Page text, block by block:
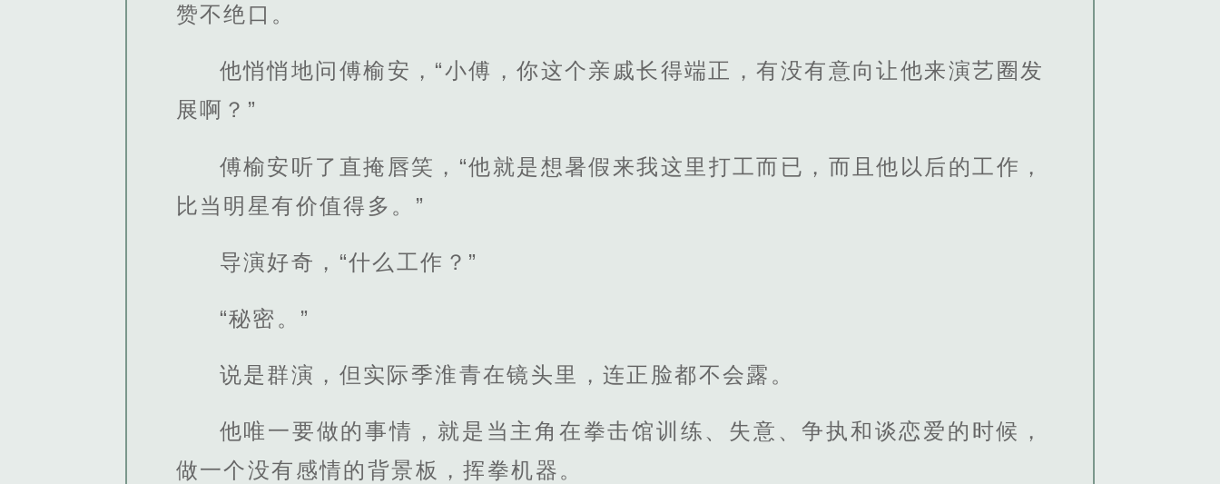
赞不绝口。
他悄悄地问傅榆安，“小傅，你这个亲戚长得端正，有没有意向让他来演艺圈发
展啊？”
傅榆安听了直掩唇笑，“他就是想暑假来我这里打工而已，而且他以后的工作，
比当明星有价值得多。”
导演好奇，“什么工作？”
“秘密。”
说是群演，但实际季淮青在镜头里，连正脸都不会露。
他唯一要做的事情，就是当主角在拳击馆训练、失意、争执和谈恋爱的时候，
做一个没有感情的背景板，挥拳机器。